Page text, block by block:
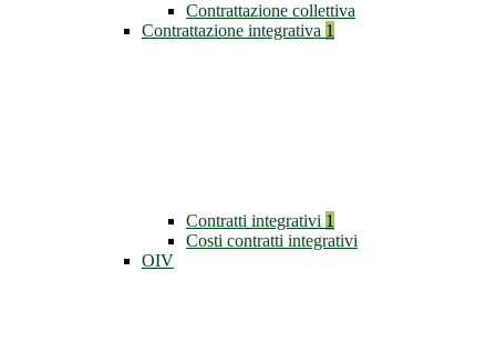
Contrattazione collettiva
Contrattazione integrativa 1
Contratti integrativi 1
Costi contratti integrativi
OIV